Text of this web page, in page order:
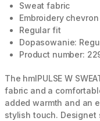
Sweat fabric
Embroidery
Regular fit
Dopasowanie:
Product number:
The hmlPULSE W
fabric and a
added warmth and an
stylish touch.